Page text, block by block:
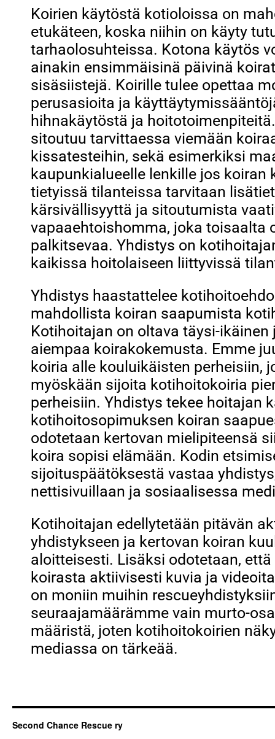
Koirien käytöstä kotioloissa on
etukäteen, koska niihin on käyty
tarhaolosuhteissa. Kotona käytös
ainakin ensimmäisinä päivinä
sisäsiistejä. Koirille tulee opettaa
perusasioita ja
hihnakäytöstä ja
sitoutuu tarvittaessa viemään
kissatesteihin, sekä esimerkiksi
kaupunkialueelle lenkille jos koiran
tietyissä tilanteissa tarvitaan
kärsivällisyyttä ja sitoutumista
vapaaehtoishomma, joka toisaalta
palkitsevaa. Yhdistys on
kaikissa hoitolaiseen liittyvissä
Yhdistys haastattelee
mahdollista koiran saapumista
Kotihoitajan on oltava täysi-ikäinen
aiempaa koirakokemusta. Emme
koiria alle kouluikäisten perheisiin,
myöskään sijoita kotihoitokoiria
perheisiin. Yhdistys tekee hoitajan
kotihoitosopimuksen koiran
odotetaan kertovan mielipiteensä
koira sopisi elämään. Kodin
sijoituspäätöksestä vastaa
nettisivuillaan ja sosiaalisessa
Kotihoitajan edellytetään pitävän
yhdistykseen ja kertovan koiran
aloitteisesti. Lisäksi odotetaan,
koirasta aktiivisesti kuvia ja
on moniin muihin
seuraajamäärämme vain murto-
määristä, joten kotihoitokoirien
mediassa on tärkeää.
Second Chance Rescue ry